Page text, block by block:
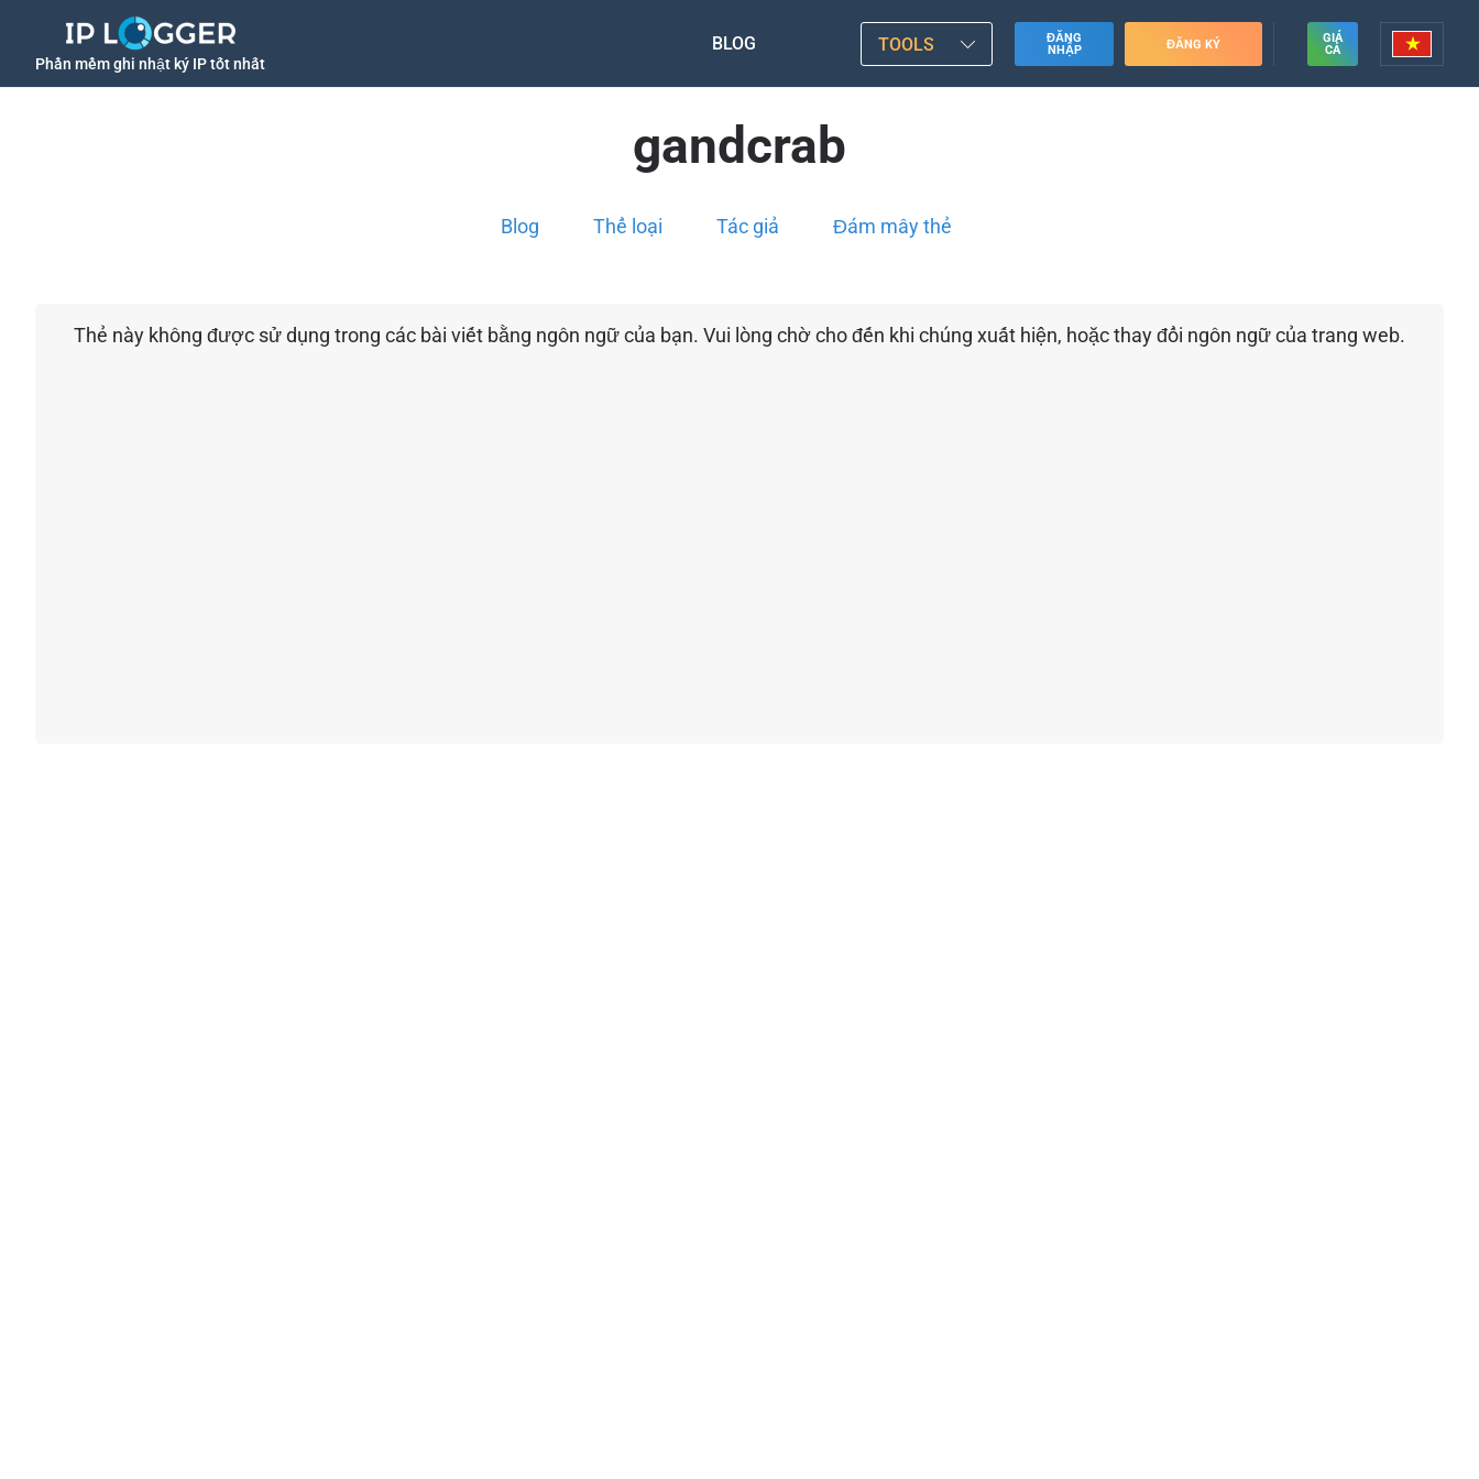
Phần mềm ghi nhật ký IP tốt nhất
BLOG TOOLS
ĐĂNG
NHẬP
ĐĂNG KÝ
GIÁ
CẢ
gandcrab
Blog Thể loại Tác giả Đám mây thẻ